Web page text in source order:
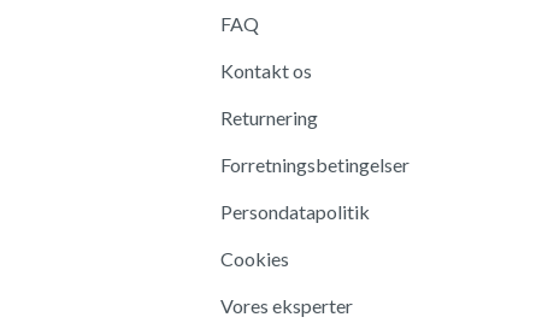
FAQ
Kontakt os
Returnering
Forretningsbetingelser
Persondatapolitik
Cookies
Vores eksperter